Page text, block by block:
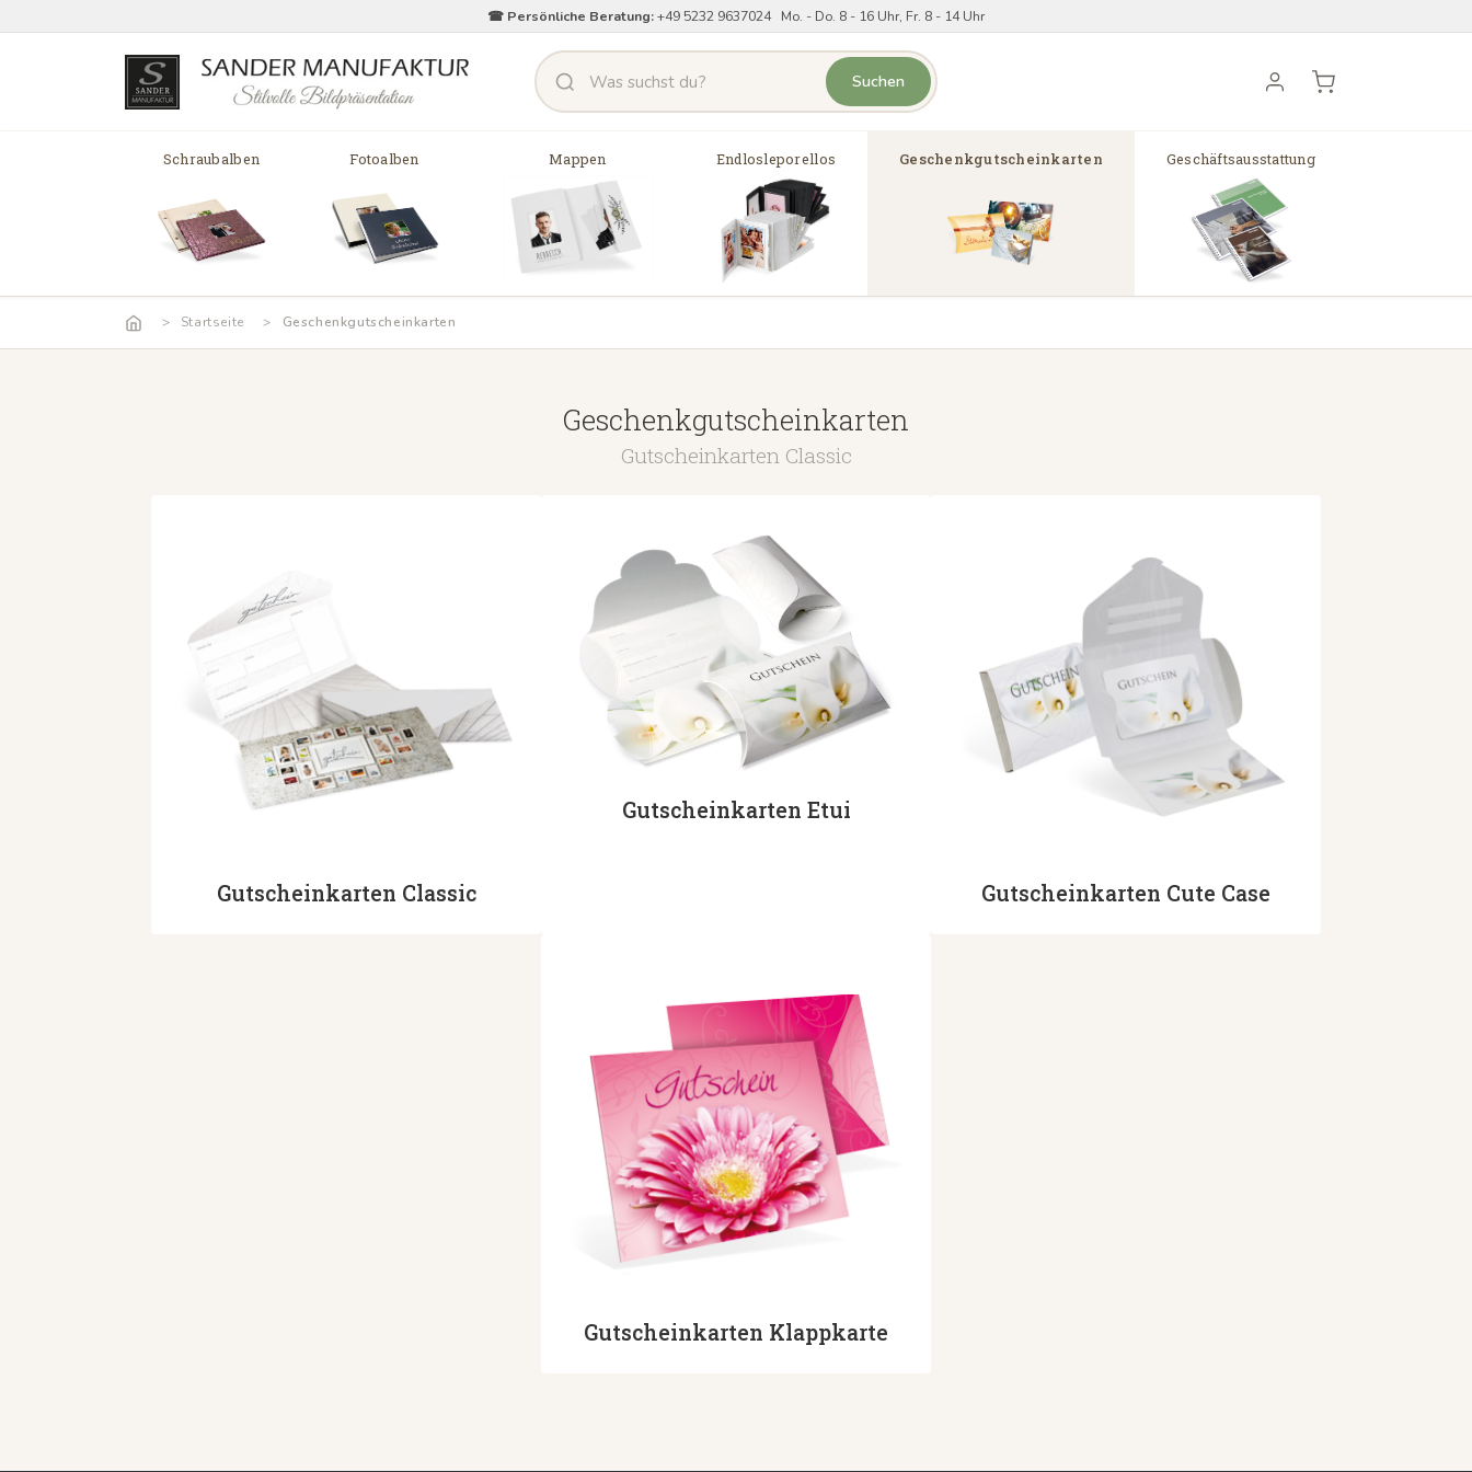
☎ Persönliche Beratung:+49 5232 9637024 Mo. - Do. 8 - 16 Uhr, Fr. 8 - 14 Uhr
Suchen
Schraubalben Fotoalben Mappen Endlosleporellos Geschenkgutscheinkarten Geschäftsausstattung
Startseite Geschenkgutscheinkarten
Geschenkgutscheinkarten
Gutscheinkarten Classic
Gutscheinkarten Classic
Gutscheinkarten Etui
Gutscheinkarten Cute Case
Gutscheinkarten Klappkarte